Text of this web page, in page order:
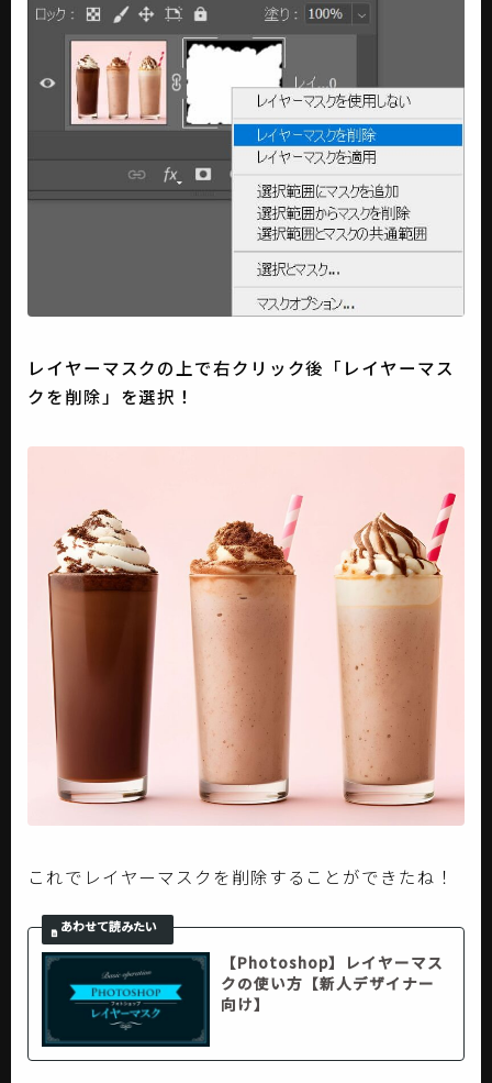
レイヤーマスクの上で右クリック後「レイヤーマス
クを削除」を選択！
これでレイヤーマスクを削除することができたね！
【Photoshop】レイヤーマス
クの使い方【新人デザイナー
向け】